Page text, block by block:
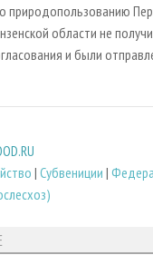
природопользованию
области не
и были
| Субвениции |